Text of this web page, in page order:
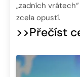
„zadních
zcela opustí.
>>Přečíst